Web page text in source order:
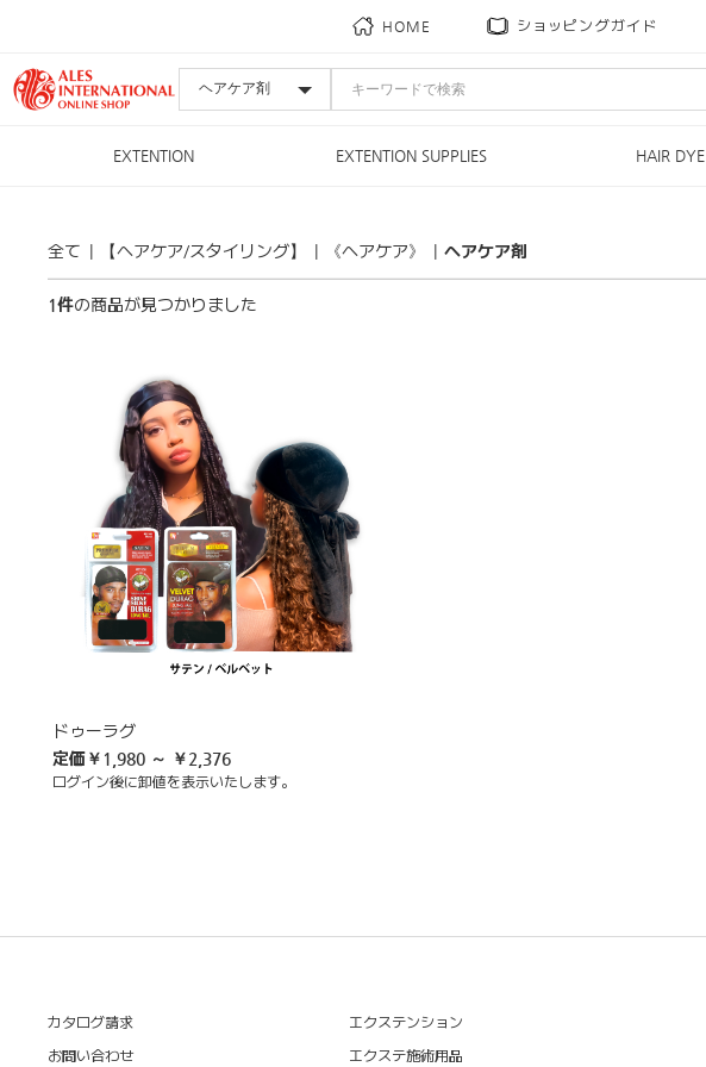
HOME ショッピングガイド
EXTENTION EXTENTION SUPPLIES HAIR DYE
全て 【ヘアケア/スタイリング】 《ヘアケア》 ヘアケア剤
1件の商品が見つかりました
ドゥーラグ
定価￥1,980 ～ ￥2,376
ログイン後に卸値を表示いたします。
カタログ請求
お問い合わせ
エクステンション
エクステ施術用品